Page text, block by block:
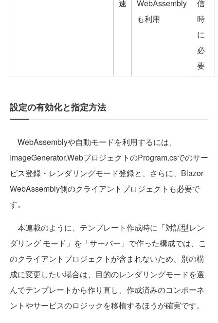
速
WebAssembly
も利用
信
時
に
必
要
設定の有効化と指定方法
WebAssemblyや自動モードを利用するには、
ImageGenerator.WebプロジェクトのProgram.csでのサー
ビス登録・レンダリングモード登録と、さらに、Blazor
WebAssembly側のクライアントプロジェクトも必要で
す。
本連載のように、テンプレート作成時に「対話型レン
ダリング モード」を「サーバー」で作った構成では、こ
のクライアントプロジェクトが含まれないため、別の構
成に変更したい場合は、目的のレンダリングモードを選
んでテンプレートから作り直し、作成済みのコンポーネ
ントやサービスのロジックを移植するほうが確実です。